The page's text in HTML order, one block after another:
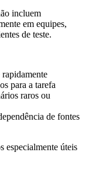
incluem
em equipes,
de teste.
para a tarefa
raros ou
de fontes
especialmente úteis